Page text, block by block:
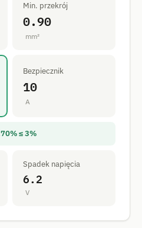
Min. przekrój
0.90
mm²
Bezpiecznik
10
A
≤ 3%
Spadek napięcia
6.2
V